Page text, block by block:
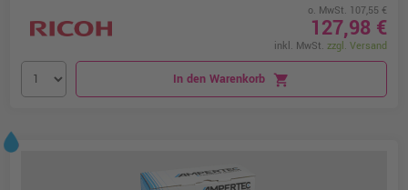
o. MwSt. 107,55 €
127,98 €
inkl. MwSt. zzgl. Versand
In den Warenkorb shopping_cart